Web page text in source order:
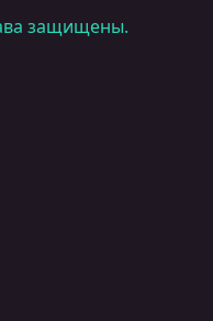
защищены.